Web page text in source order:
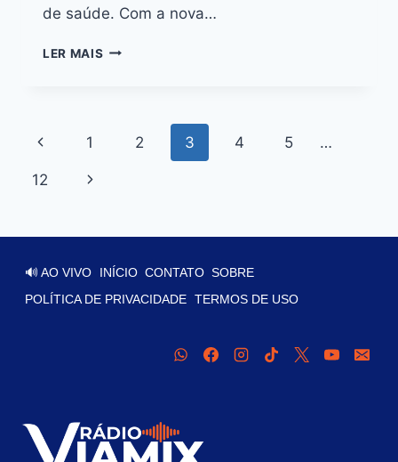
de saúde. Com a nova…
LER MAIS
1 2 3 4 5 …
12
🔊 AO VIVO INÍCIO CONTATO SOBRE
POLÍTICA DE PRIVACIDADE TERMOS DE USO